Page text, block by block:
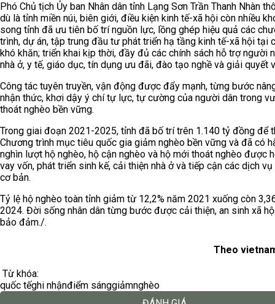
Phó Chủ tịch Ủy ban Nhân dân tỉnh Lạng Sơn Trần Thanh Nhàn
dù là tỉnh miền núi, biên giới, điều kiện kinh tế-xã hội còn nhiều
song tỉnh đã ưu tiên bố trí nguồn lực, lồng ghép hiệu quả các
trình, dự án, tập trung đầu tư phát triển hạ tầng kinh tế-xã hội tại
khó khăn; triển khai kịp thời, đầy đủ các chính sách hỗ trợ người
nhà ở, y tế, giáo dục, tín dụng ưu đãi, đào tạo nghề và giải quyết
Công tác tuyên truyền, vận động được đẩy mạnh, từng bước
nhận thức, khơi dậy ý chí tự lực, tự cường của người dân trong
thoát nghèo bền vững.
Trong giai đoạn 2021-2025, tỉnh đã bố trí trên 1.140 tỷ đồng để
Chương trình mục tiêu quốc gia giảm nghèo bền vững và đã có
nghìn lượt hộ nghèo, hộ cận nghèo và hộ mới thoát nghèo được
vay vốn, phát triển sinh kế, cải thiện nhà ở và tiếp cận các dịch vụ
cơ bản.
Tỷ lệ hộ nghèo toàn tỉnh giảm từ 12,2% năm 2021 xuống còn
2024. Đời sống nhân dân từng bước được cải thiện, an sinh xã
bảo đảm./.
Theo
Từ khóa:
quốc tếghi nhậnđiểm sánggiảmnghèo